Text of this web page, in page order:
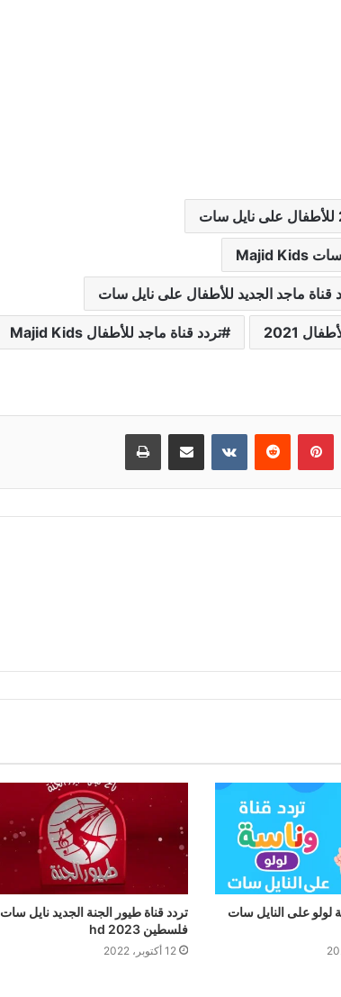
قناة ماجد الجديد للأطفال على نايل سات
2021 تردد قناة ماجد للأطفال Majid Kids
بينتيريست مشاركة عبر البريد طباعة
لولو على النايل سات
تردد قناة طيور الجنة الجديد نايل سات
فلسطين hd 2023
12 أكتوبر، 2022